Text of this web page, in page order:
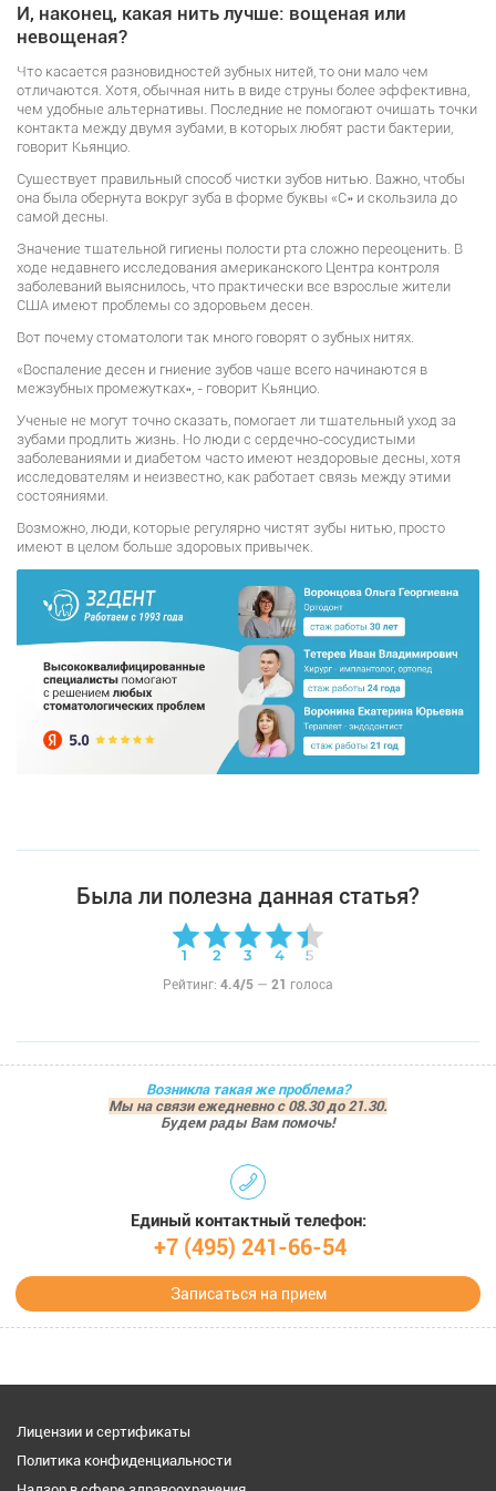
И, наконец, какая нить лучше: вощеная или
невощеная?
Что касается разновидностей зубных нитей, то они мало чем
отличаются. Хотя, обычная нить в виде струны более эффективна,
чем удобные альтернативы. Последние не помогают очищать точки
контакта между двумя зубами, в которых любят расти бактерии,
говорит Кьянцио.
Существует правильный способ чистки зубов нитью. Важно, чтобы
она была обернута вокруг зуба в форме буквы «С» и скользила до
самой десны.
Значение тщательной гигиены полости рта сложно переоценить. В
ходе недавнего исследования американского Центра контроля
заболеваний выяснилось, что практически все взрослые жители
США имеют проблемы со здоровьем десен.
Вот почему стоматологи так много говорят о зубных нитях.
«Воспаление десен и гниение зубов чаще всего начинаются в
межзубных промежутках», - говорит Кьянцио.
Ученые не могут точно сказать, помогает ли тщательный уход за
зубами продлить жизнь. Но люди с сердечно-сосудистыми
заболеваниями и диабетом часто имеют нездоровые десны, хотя
исследователям и неизвестно, как работает связь между этими
состояниями.
Возможно, люди, которые регулярно чистят зубы нитью, просто
имеют в целом больше здоровых привычек.
Была ли полезна данная статья?
Рейтинг: 4.4/5 — 21 голоса
Возникла такая же проблема?
Мы на связи ежедневно с 08.30 до 21.30.
Будем рады Вам помочь!
Единый контактный телефон:
+7 (495) 241-66-54
Записаться на прием
Лицензии и сертификаты
Политика конфиденциальности